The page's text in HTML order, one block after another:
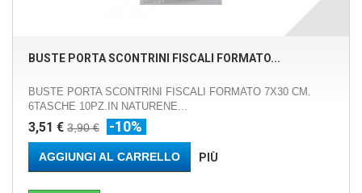
BUSTE PORTA SCONTRINI FISCALI FORMATO...
BUSTE PORTA SCONTRINI FISCALI FORMATO 7X30 CM.
6TASCHE 10PZ.IN NATURENE...
3,51 € 3,90 € -10%
AGGIUNGI AL CARRELLO PIÙ